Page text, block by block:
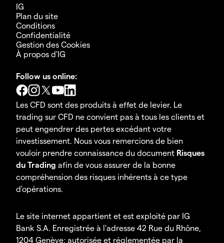
IG
Plan du site
Conditions
Confidentialité
Gestion des Cookies
À propos d'IG
Follow us online:
Les CFD sont des produits à effet de levier. Le
trading sur CFD ne convient pas à tous les clients et
peut engendrer des pertes excédant votre
investissement. Nous vous remercions de bien
vouloir prendre connaissance du document Risques
du Trading afin de vous assurer de la bonne
compréhension des risques inhérents à ce type
d'opérations.
Le site internet appartient et est exploité par IG
Bank S.A. Enregistrée à l'adresse 42 Rue du Rhône,
1204 Genève; autorisée et réglementée par la